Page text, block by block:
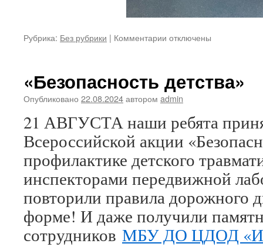
Рубрика: Без рубрики | Комментарии к
встрече
с
вами!
отключены
«Безопасность детства»
Опубликовано 22.08.2024автором admin
21 АВГУСТА наши ребята
Всероссийской акции
профилактике детского
инспекторами передвижной
повторили правила дорожного
форме! И даже получили
сотрудников МБУ ДО ЦДОД